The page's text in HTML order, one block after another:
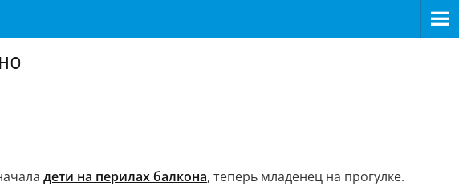
дети на перилах балкона, теперь младенец на прогулке.